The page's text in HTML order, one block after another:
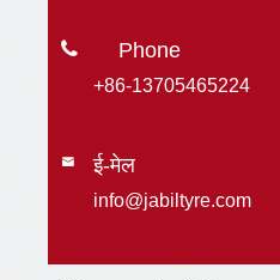

+86-13705465224
 ई-मेल
info@jabiltyre.com